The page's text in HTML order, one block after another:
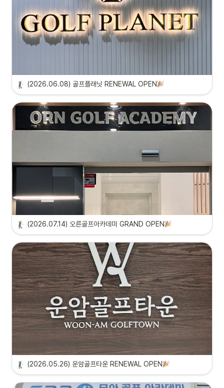
(2026.06.08) 골프플래닛 RENEWAL OPEN
(2026.07.14) 오른골프아카데미 GRAND OPEN
(2026.05.26) 운암골프타운 RENEWAL OPEN